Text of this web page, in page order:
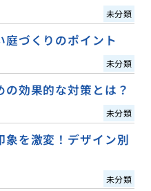
未分類
庭づくりのポイント
未分類
効果的な対策とは？
未分類
象を激変！デザイン別
未分類